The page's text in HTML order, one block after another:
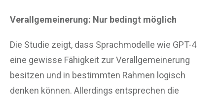
Verallgemeinerung: Nur bedingt möglich
Die Studie zeigt, dass Sprachmodelle wie GPT-4
eine gewisse Fähigkeit zur Verallgemeinerung
besitzen und in bestimmten Rahmen logisch
denken können. Allerdings entsprechen die